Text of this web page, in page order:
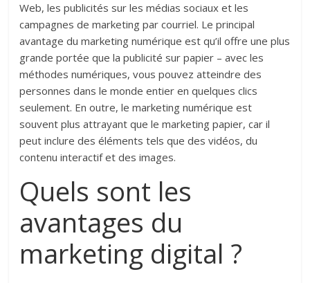
Web, les publicités sur les médias sociaux et les
campagnes de marketing par courriel. Le principal
avantage du marketing numérique est qu’il offre une plus
grande portée que la publicité sur papier – avec les
méthodes numériques, vous pouvez atteindre des
personnes dans le monde entier en quelques clics
seulement. En outre, le marketing numérique est
souvent plus attrayant que le marketing papier, car il
peut inclure des éléments tels que des vidéos, du
contenu interactif et des images.
Quels sont les
avantages du
marketing digital ?